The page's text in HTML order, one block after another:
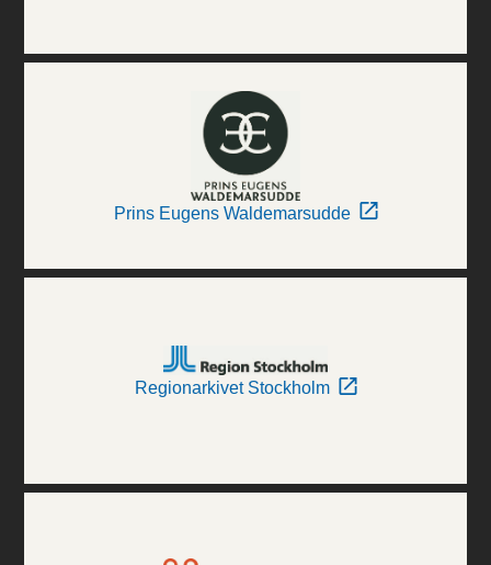
Prins Eugens Waldemarsudde
Regionarkivet Stockholm